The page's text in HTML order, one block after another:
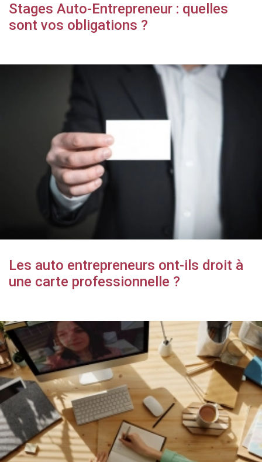
Stages Auto-Entrepreneur : quelles
sont vos obligations ?
Les auto entrepreneurs ont-ils droit à
une carte professionnelle ?